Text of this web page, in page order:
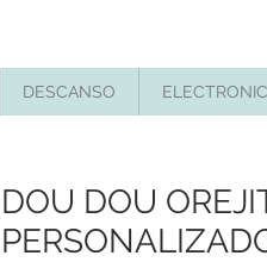
DESCANSO
DOU DOU